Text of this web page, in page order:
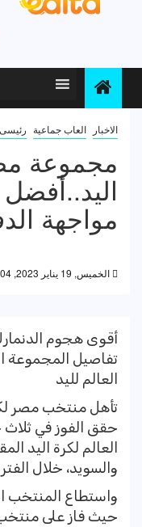
الاخبار العاب جماعية رئيسى
مجموعة
مواجهة
الخميس, 19 يناير 2023, 4:04 م
أقوى هجوم
تفاصيل المجموعة
العالم لليد
تأهل منتخب مصر
حقق الفوز في
العالم لكرة اليد
والسويد، خلال الفترة من 11 وحتى 29
واستطاع المنتخب